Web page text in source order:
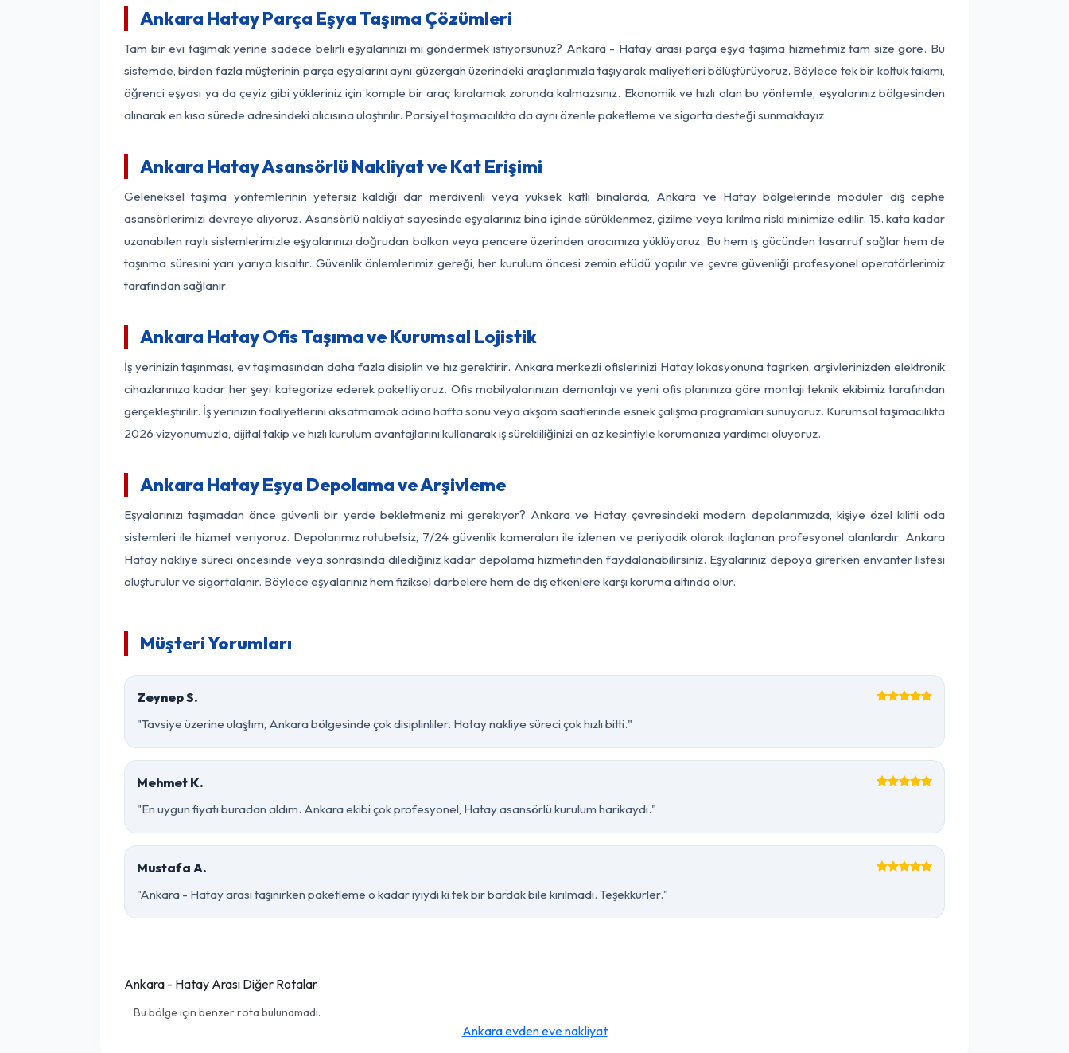
Ankara Hatay Parça Eşya Taşıma Çözümleri
Tam bir evi taşımak yerine sadece belirli eşyalarınızı mı göndermek istiyorsunuz? Ankara - Hatay arası parça eşya taşıma hizmetimiz tam size göre. Bu
sistemde, birden fazla müşterinin parça eşyalarını aynı güzergah üzerindeki araçlarımızla taşıyarak maliyetleri bölüştürüyoruz. Böylece tek bir koltuk takımı,
öğrenci eşyası ya da çeyiz gibi yükleriniz için komple bir araç kiralamak zorunda kalmazsınız. Ekonomik ve hızlı olan bu yöntemle, eşyalarınız bölgesinden
alınarak en kısa sürede adresindeki alıcısına ulaştırılır. Parsiyel taşımacılıkta da aynı özenle paketleme ve sigorta desteği sunmaktayız.
Ankara Hatay Asansörlü Nakliyat ve Kat Erişimi
Geleneksel taşıma yöntemlerinin yetersiz kaldığı dar merdivenli veya yüksek katlı binalarda, Ankara ve Hatay bölgelerinde modüler dış cephe
asansörlerimizi devreye alıyoruz. Asansörlü nakliyat sayesinde eşyalarınız bina içinde sürüklenmez, çizilme veya kırılma riski minimize edilir. 15. kata kadar
uzanabilen raylı sistemlerimizle eşyalarınızı doğrudan balkon veya pencere üzerinden aracımıza yüklüyoruz. Bu hem iş gücünden tasarruf sağlar hem de
taşınma süresini yarı yarıya kısaltır. Güvenlik önlemlerimiz gereği, her kurulum öncesi zemin etüdü yapılır ve çevre güvenliği profesyonel operatörlerimiz
tarafından sağlanır.
Ankara Hatay Ofis Taşıma ve Kurumsal Lojistik
İş yerinizin taşınması, ev taşımasından daha fazla disiplin ve hız gerektirir. Ankara merkezli ofislerinizi Hatay lokasyonuna taşırken, arşivlerinizden elektronik
cihazlarınıza kadar her şeyi kategorize ederek paketliyoruz. Ofis mobilyalarınızın demontajı ve yeni ofis planınıza göre montajı teknik ekibimiz tarafından
gerçekleştirilir. İş yerinizin faaliyetlerini aksatmamak adına hafta sonu veya akşam saatlerinde esnek çalışma programları sunuyoruz. Kurumsal taşımacılıkta
2026 vizyonumuzla, dijital takip ve hızlı kurulum avantajlarını kullanarak iş sürekliliğinizi en az kesintiyle korumanıza yardımcı oluyoruz.
Ankara Hatay Eşya Depolama ve Arşivleme
Eşyalarınızı taşımadan önce güvenli bir yerde bekletmeniz mi gerekiyor? Ankara ve Hatay çevresindeki modern depolarımızda, kişiye özel kilitli oda
sistemleri ile hizmet veriyoruz. Depolarımız rutubetsiz, 7/24 güvenlik kameraları ile izlenen ve periyodik olarak ilaçlanan profesyonel alanlardır. Ankara
Hatay nakliye süreci öncesinde veya sonrasında dilediğiniz kadar depolama hizmetinden faydalanabilirsiniz. Eşyalarınız depoya girerken envanter listesi
oluşturulur ve sigortalanır. Böylece eşyalarınız hem fiziksel darbelere hem de dış etkenlere karşı koruma altında olur.
Müşteri Yorumları
Zeynep S.
"Tavsiye üzerine ulaştım, Ankara bölgesinde çok disiplinliler. Hatay nakliye süreci çok hızlı bitti."
Mehmet K.
"En uygun fiyatı buradan aldım. Ankara ekibi çok profesyonel, Hatay asansörlü kurulum harikaydı."
Mustafa A.
"Ankara - Hatay arası taşınırken paketleme o kadar iyiydi ki tek bir bardak bile kırılmadı. Teşekkürler."
Ankara - Hatay Arası Diğer Rotalar
Bu bölge için benzer rota bulunamadı.
Ankara evden eve nakliyat